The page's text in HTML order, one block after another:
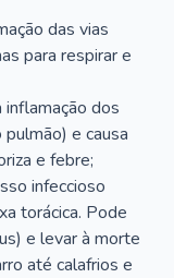
das vias
para respirar e
inflamação dos
e causa
e febre;
infeccioso
torácica. Pode
e levar à morte
até calafrios e